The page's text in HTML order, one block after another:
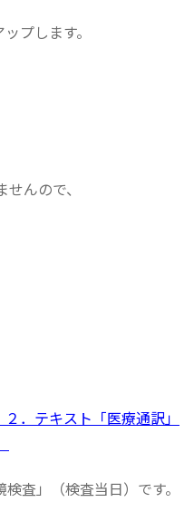
プします。
んので、
．テキスト「医療通訳」
査」（検査当日）です。